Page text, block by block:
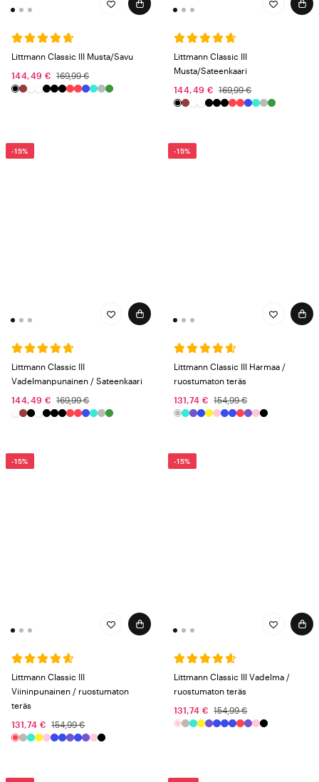
Littmann Classic III Musta/Savu
144,49 € 169,99 €
Littmann Classic III
Musta/Sateenkaari
144,49 € 169,99 €
-15%
Littmann Classic III
Vadelmanpunainen / Sateenkaari
144,49 € 169,99 €
-15%
Littmann Classic III Harmaa /
ruostumaton teräs
131,74 € 154,99 €
-15%
Littmann Classic III
Viininpunainen / ruostumaton
teräs
131,74 € 154,99 €
-15%
Littmann Classic III Vadelma /
ruostumaton teräs
131,74 € 154,99 €